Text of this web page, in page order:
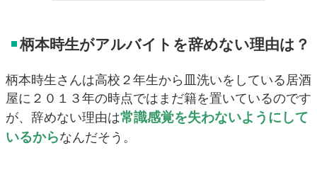
柄本時生がアルバイトを辞めない理由は？
柄本時生さんは高校２年生から皿洗いをしている居酒
屋に２０１３年の時点ではまだ籍を置いているのです
が、辞めない理由は常識感覚を失わないようにして
いるからなんだそう。